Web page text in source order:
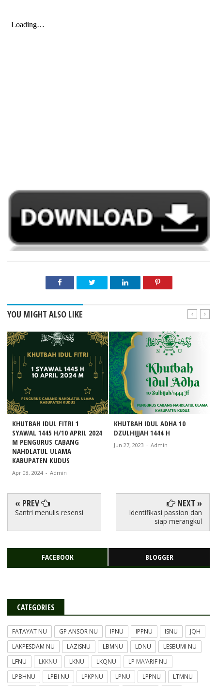
YOU MIGHT ALSO LIKE
KHUTBAH IDUL FITRI 1
SYAWAL 1445 H/10 APRIL 2024
M PENGURUS CABANG
NAHDLATUL ULAMA
KABUPATEN KUDUS
Apr 08, 2024 - Admin
KHUTBAH IDUL ADHA 10
DZULHIJJAH 1444 H
Jun 27, 2023 - Admin
« PREV
Santri menulis resensi
NEXT »
Identifikasi passion dan
siap merangkul
FACEBOOK BLOGGER
CATEGORIES
FATAYAT NU GP ANSOR NU IPNU IPPNU ISNU
JQH
LAKPESDAM NU
LAZISNU LBMNU LDNU
LESBUMI NU
LFNU
LKKNU LKNU LKQNU
LP MA’ARIF NU
LPBHNU
LPBI NU LPKPNU LPNU LPPNU LTMNU